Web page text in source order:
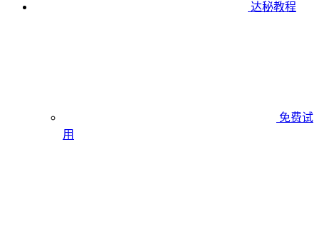
达秘教程
免费试
用